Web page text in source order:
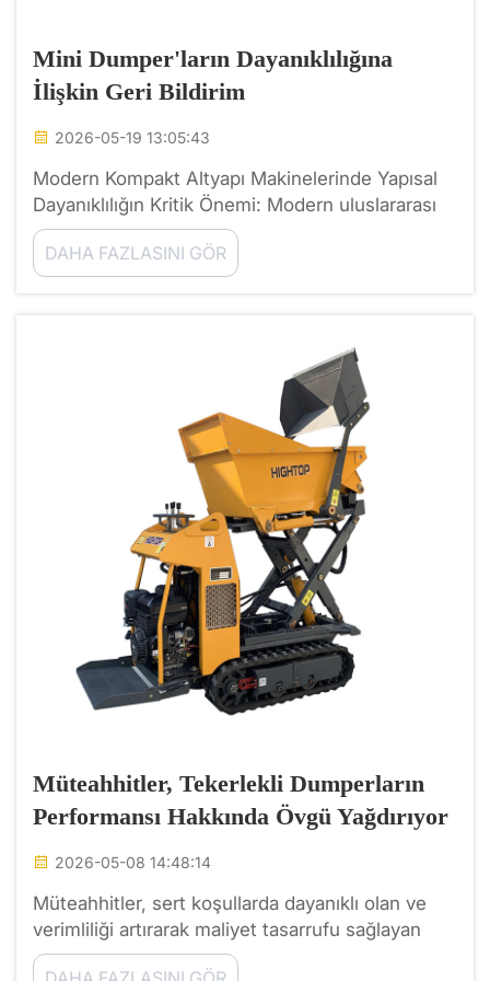
Mini Dumper'ların Dayanıklılığına
İlişkin Geri Bildirim
2026-05-19 13:05:43
Modern Kompakt Altyapı Makinelerinde Yapısal
Dayanıklılığın Kritik Önemi: Modern uluslararası
inşaat altyapısı geliştirme, peyzaj düzenleme ve
tarım sektörlerinde yüksek verimlilikte kompakt
makine küresel talebi...
DAHA FAZLASINI GÖR
Müteahhitler, Tekerlekli Dumperların
Performansı Hakkında Övgü Yağdırıyor
2026-05-08 14:48:14
Müteahhitler, sert koşullarda dayanıklı olan ve
verimliliği artırarak maliyet tasarrufu sağlayan
Tekerlekli Dumper Makineleri’nden harika